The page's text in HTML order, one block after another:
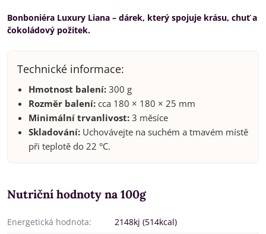
Bonboniéra Luxury Liana – dárek, který spojuje krásu, chuť a
čokoládový požitek.
Technické informace:
Hmotnost balení: 300 g
Rozměr balení: cca 180 × 180 × 25 mm
Minimální trvanlivost: 3 měsíce
Skladování: Uchovávejte na suchém a tmavém místě
při teplotě do 22 °C.
Nutriční hodnoty na 100g
Energetická hodnota:
2148kj (514kcal)